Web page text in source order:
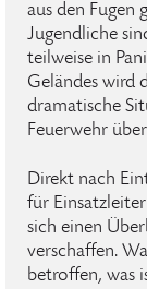
aus den Fugen
Jugendliche
teilweise in
Geländes wird
dramatische
Feuerwehr
Direkt nach
für
sich einen
verschaffen.
betroffen, was